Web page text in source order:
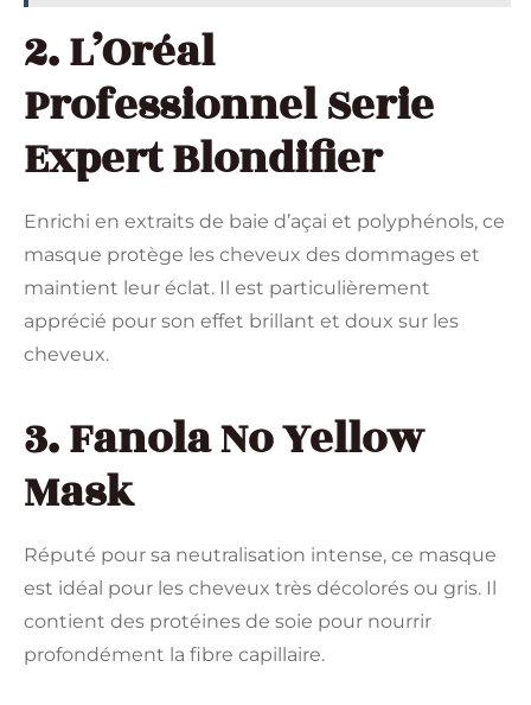
2. L’Oréal
Professionnel Serie
Expert Blondifier
Enrichi en extraits de baie d’açai et polyphénols, ce
masque protège les cheveux des dommages et
maintient leur éclat. Il est particulièrement
apprécié pour son effet brillant et doux sur les
cheveux.
3. Fanola No Yellow
Mask
Réputé pour sa neutralisation intense, ce masque
est idéal pour les cheveux très décolorés ou gris. Il
contient des protéines de soie pour nourrir
profondément la fibre capillaire.